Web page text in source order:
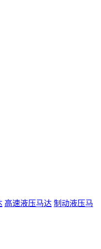
高速液压马达 制动液压马